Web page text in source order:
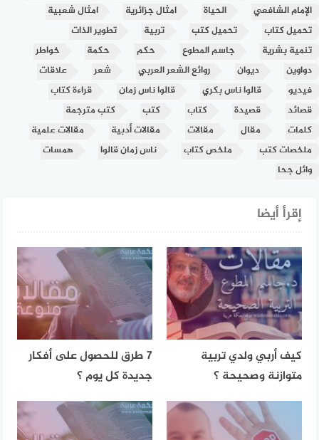
الإمام الشافعي
الحياة امثال جزائرية
امثال شعبية
تحميل كتاب
تحميل كتب تربية
تطوير الذات
تنمية بشرية
جاسم المطوع حكم حكمة
خواطر
دواوين
ديوان روائع الشعر العربي شعر
علاقات
فيديو
قالوا ناس بكري قالوا ناس زمان
قراءة كتاب
قصائد
قصيدة كتاب كتب
كتب مترجمة
كلمات
مقال مقالات مقالات أدبية
مقالات علمية
ملخصات كتب
ملخص كتاب ناس زمان قالوا
همسات
وائل جحا
إقرأ أيضا
كيف أربي ولدي تربية
متوازنة وصحيحة ؟
7 طرق للحصول على أفكار
جديدة كل يوم ؟